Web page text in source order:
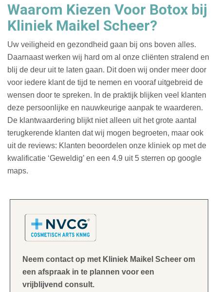
Waarom Kiezen Voor Botox bij
Kliniek Maikel Scheer?
Uw veiligheid en gezondheid gaan bij ons boven alles.
Daarnaast werken wij hard om al onze cliënten stralend en
blij de deur uit te laten gaan. Dit doen wij onder meer door
voor iedere klant de tijd te nemen en vooraf uitgebreid de
wensen door te spreken. In de praktijk blijken veel klanten
deze persoonlijke en nauwkeurige aanpak te waarderen.
De klantwaardering blijkt niet alleen uit het grote aantal
terugkerende klanten dat wij mogen begroeten, maar ook
uit de reviews: Klanten beoordelen onze kliniek op met de
kwalificatie ‘Geweldig’ en een 4.9 uit 5 sterren op google
maps.
Neem contact op met Kliniek Maikel Scheer om
een afspraak in te plannen voor een
vrijblijvend consult.